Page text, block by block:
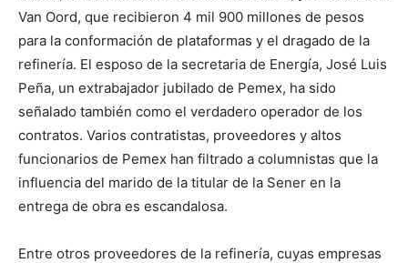
Van Oord, que recibieron 4 mil 900 millones de pesos
para la conformación de plataformas y el dragado de la
refinería. El esposo de la secretaria de Energía, José Luis
Peña, un extrabajador jubilado de Pemex, ha sido
señalado también como el verdadero operador de los
contratos. Varios contratistas, proveedores y altos
funcionarios de Pemex han filtrado a columnistas que la
influencia del marido de la titular de la Sener en la
entrega de obra es escandalosa.
Entre otros proveedores de la refinería, cuyas empresas